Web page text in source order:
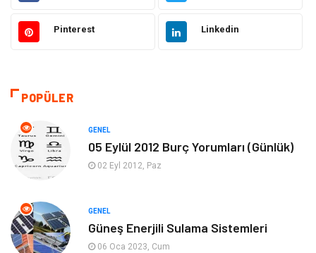
Ülkemizden Haberler Politika & Siyaset
Akıllı Telefon
Soru-Cevap
Ekonomi
Elektrik Elektronik
Tanıtıcı Reklam Alışveriş
Pinterest Linkedin
POPÜLER
GENEL
05 Eylül 2012 Burç Yorumları (Günlük)
02 Eyl 2012, Paz
GENEL
Güneş Enerjili Sulama Sistemleri
06 Oca 2023, Cum